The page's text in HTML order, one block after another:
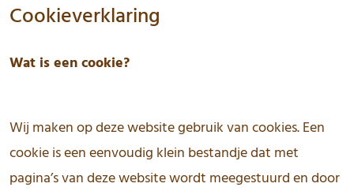
Cookieverklaring
Wat is een cookie?
Wij maken op deze website gebruik van cookies. Een
cookie is een eenvoudig klein bestandje dat met
pagina’s van deze website wordt meegestuurd en door